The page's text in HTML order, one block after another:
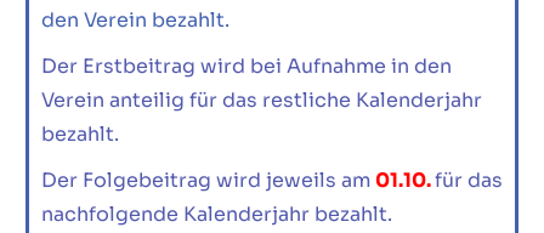
den Verein bezahlt.
Der Erstbeitrag wird bei Aufnahme in den
Verein anteilig für das restliche Kalenderjahr
bezahlt.
Der Folgebeitrag wird jeweils am 01.10.für das
nachfolgende Kalenderjahr bezahlt.